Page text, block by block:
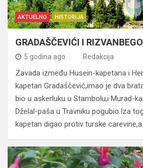
AKTUELNO HISTORIJA
GRADAŠČEVIĆI I
5 godina ago Redakcija
Zavada između Husein-kapetana i
kapetan Gradaščević,imao je dva
bio u askerluku u Stambolu,i Murad-
Dželal-paša u Travniku pogubio.Iza
kapetan digao protiv turske